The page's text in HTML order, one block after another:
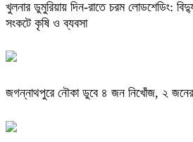
খুলনার ডুমুরিয়ায় দিন-রাতে চরম লোডশেডিং:
সংকটে কৃষি ও ব্যবসা
জগন্নাথপুরে নৌকা ডুবে ৪ জন নিখোঁজ, ২